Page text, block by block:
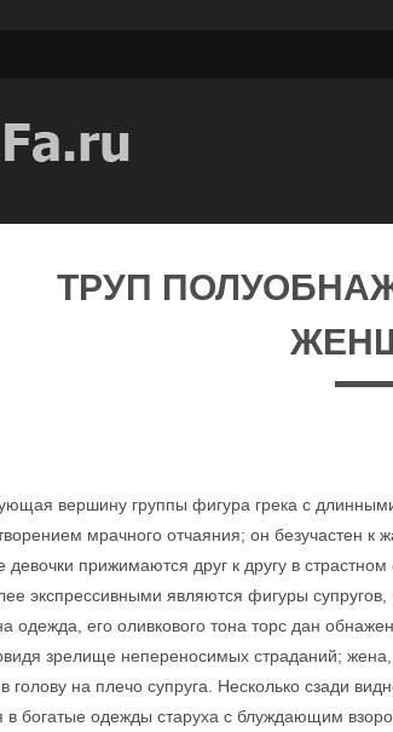
ТРУП
вершину группы фигура грека с
мрачного отчаяния; он безучастен
девочки прижимаются друг к другу в
экспрессивными являются фигуры
одежда, его оливкового тона торс дан
зрелище непереносимых страданий;
голову на плечо супруга. Несколько сзади
в богатые одежды старуха с блуждающим